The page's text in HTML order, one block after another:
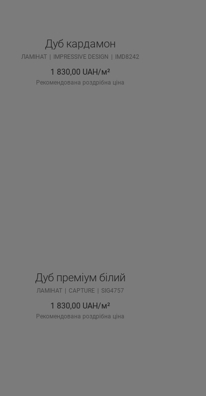
Дуб кардамон
ЛАМІНАТ IMPRESSIVE DESIGN IMD8242
1 830,00 UAH/м²
Рекомендована роздрібна ціна
Дуб преміум білий
ЛАМІНАТ CAPTURE SIG4757
1 830,00 UAH/м²
Рекомендована роздрібна ціна